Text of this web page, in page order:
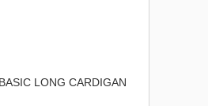
LONG CARDIGAN